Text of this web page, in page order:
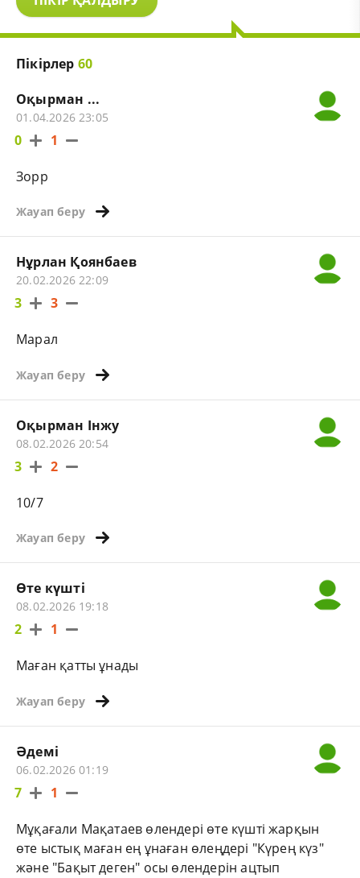
Пікірлер 60
Оқырман ...
01.04.2026 23:05
0 1
Зорр
Жауап беру
Нұрлан Қоянбаев
20.02.2026 22:09
3 3
Марал
Жауап беру
Оқырман Інжу
08.02.2026 20:54
3 2
10/7
Жауап беру
Өте күшті
08.02.2026 19:18
2 1
Маған қатты ұнады
Жауап беру
Әдемі
06.02.2026 01:19
7 1
Мұқағали Мақатаев өлендері өте күшті жарқын
өте ыстық маған ең ұнаған өлеңдері "Күрең күз"
және "Бақыт деген" осы өлендерін ацтып